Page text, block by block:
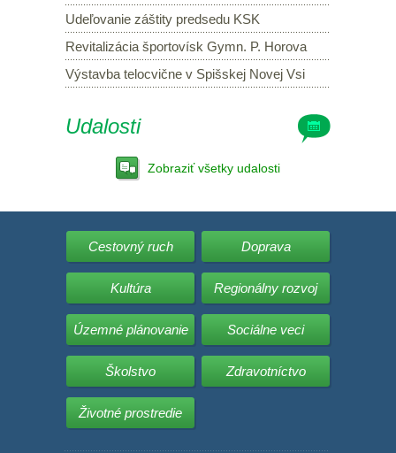
Udeľovanie záštity predsedu KSK
Revitalizácia športovísk Gymn. P. Horova
Výstavba telocvične v Spišskej Novej Vsi
Udalosti
Zobraziť všetky udalosti
Cestovný ruch Doprava
Kultúra Regionálny rozvoj
Územné plánovanie Sociálne veci
Školstvo Zdravotníctvo
Životné prostredie